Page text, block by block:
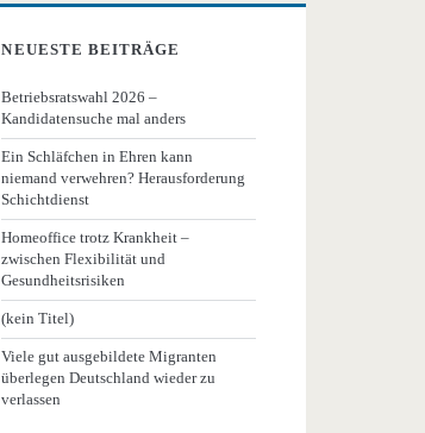
NEUESTE BEITRÄGE
Betriebsratswahl 2026 –
Kandidatensuche mal anders
Ein Schläfchen in Ehren kann
niemand verwehren? Herausforderung
Schichtdienst
Homeoffice trotz Krankheit –
zwischen Flexibilität und
Gesundheitsrisiken
(kein Titel)
Viele gut ausgebildete Migranten
überlegen Deutschland wieder zu
verlassen